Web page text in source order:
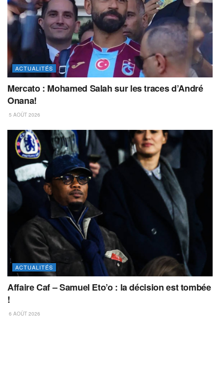
ACTUALITÉS
Mercato : Mohamed Salah sur les traces d’André
Onana!
5 AOÛT 2026
ACTUALITÉS
Affaire Caf – Samuel Eto’o : la décision est tombée
!
6 AOÛT 2026